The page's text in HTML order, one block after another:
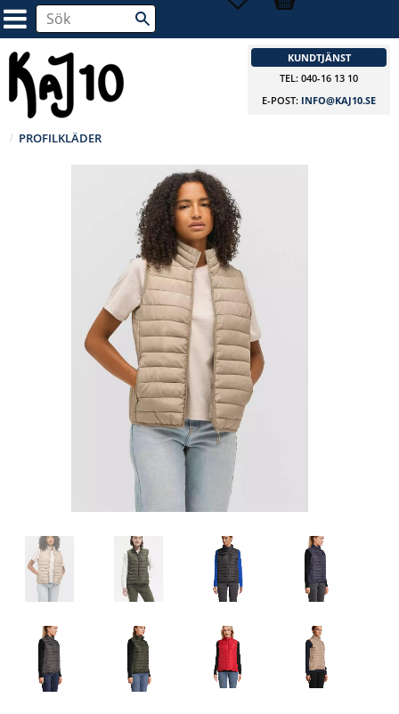
KUNDTJÄNST
TEL: 040-16 13 10
E-POST: INFO@KAJ10.SE
PROFILKLÄDER